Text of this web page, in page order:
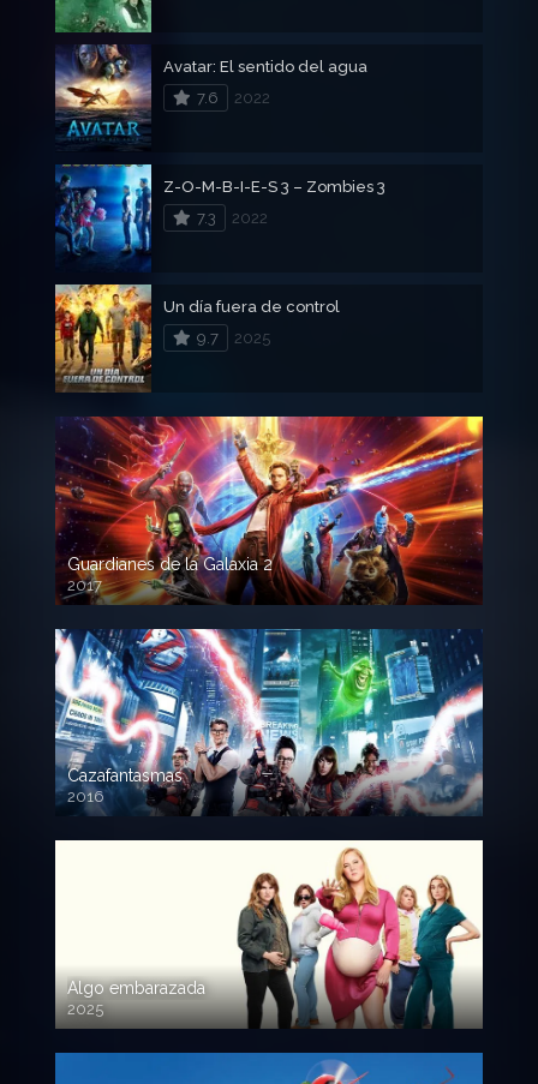
Avatar: El sentido del agua
7.6
2022
Z-O-M-B-I-E-S 3 – Zombies 3
7.3
2022
Un día fuera de control
9.7
2025
Guardianes de la Galaxia 2
2017
720p HD
Cazafantasmas
2016
720p HD
Algo embarazada
2025
720p HD